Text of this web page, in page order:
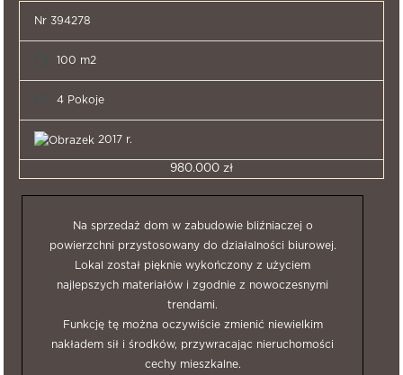
Nr 394278
100 m2
4 Pokoje
2017 r.
980.000 zł
Na sprzedaż dom w zabudowie bliźniaczej o
powierzchni przystosowany do działalności biurowej.
Lokal został pięknie wykończony z użyciem
najlepszych materiałów i zgodnie z nowoczesnymi
trendami.
Funkcję tę można oczywiście zmienić niewielkim
nakładem sił i środków, przywracając nieruchomości
cechy mieszkalne.